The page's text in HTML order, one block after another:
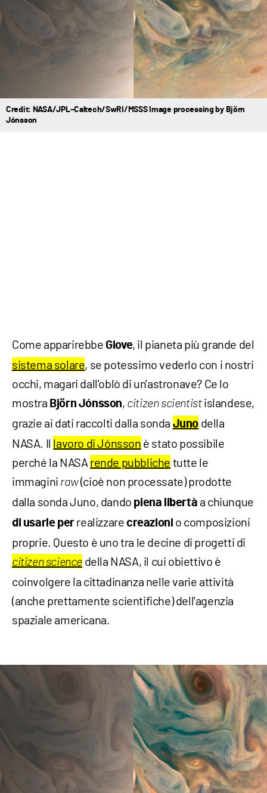
Credit: NASA/JPL–Caltech/SwRI/MSSS Image processing by Björn
Jónsson
Come apparirebbe Giove, il pianeta più grande del
sistema solare, se potessimo vederlo con i nostri
occhi, magari dall'oblò di un'astronave? Ce lo
mostra Björn Jónsson, citizen scientistislandese,
grazie ai dati raccolti dalla sonda Juno della
NASA. Il lavoro di Jónsson è stato possibile
perché la NASA rende pubbliche tutte le
immagini raw(cioè non processate) prodotte
dalla sonda Juno, dando piena libertà a chiunque
di usarle perrealizzarecreazioni o composizioni
proprie. Questo è uno tra le decine di progetti di
citizen science della NASA, il cui obiettivo è
coinvolgere la cittadinanza nelle varie attività
(anche prettamente scientifiche) dell'agenzia
spaziale americana.